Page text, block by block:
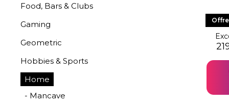
Food, Bars & Clubs
Gaming
Geometric
Hobbies & Sports
Home
- Mancave
Offre